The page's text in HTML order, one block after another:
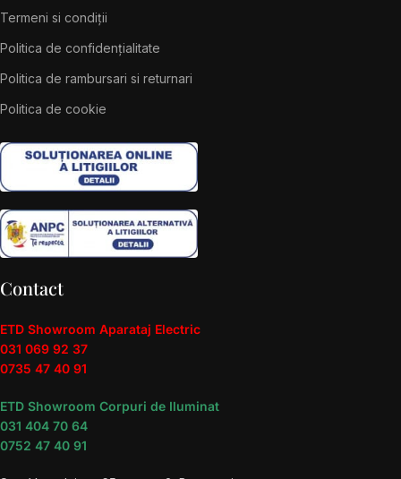
Termeni si condiții
Politica de confidențialitate
Politica de rambursari si returnari
Politica de cookie
Contact
ETD Showroom Aparataj Electric
031 069 92 37
0735 47 40 91
ETD Showroom Corpuri de Iluminat
031 404 70 64
0752 47 40 91